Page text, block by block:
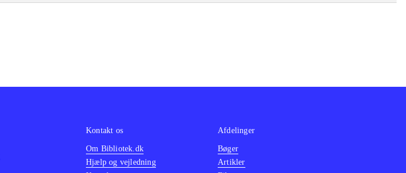
Kontakt os
Om Bibliotek.dk
Hjælp og vejledning
Afdelinger
Bøger
Artikler